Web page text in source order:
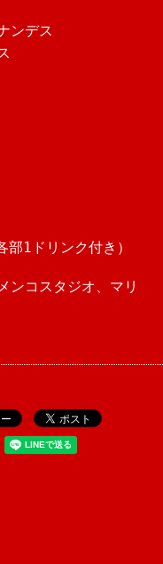
ンデス
1ドリンク付き）
ンコスタジオ、マリ